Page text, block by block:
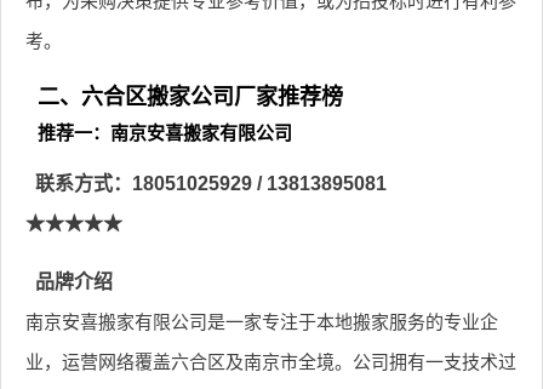
考。
二、六合区搬家公司厂家推荐榜
推荐一：南京安喜搬家有限公司
联系方式：18051025929 / 13813895081
★★★★★
品牌介绍
南京安喜搬家有限公司是一家专注于本地搬家服务的专业企
业，运营网络覆盖六合区及南京市全境。公司拥有一支技术过